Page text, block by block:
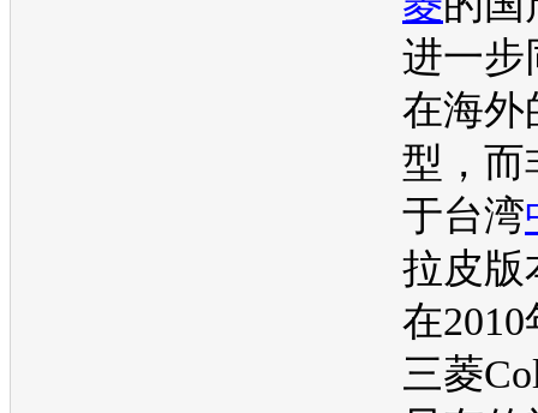
进一步
在海外
型 ，
于台湾
拉皮版
在
三菱